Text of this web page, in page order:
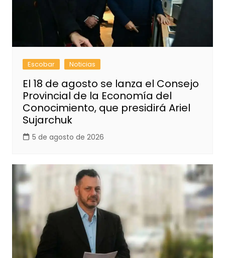
Escobar Noticias
El 18 de agosto se lanza el Consejo
Provincial de la Economía del
Conocimiento, que presidirá Ariel
Sujarchuk
5 de agosto de 2026